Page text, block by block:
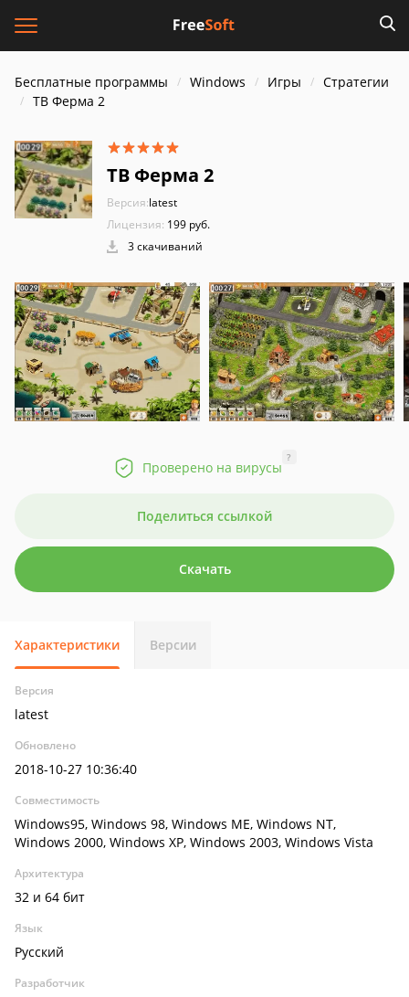
Бесплатные программы Windows Игры
Стратегии
ТВ Ферма 2
ТВ Ферма 2
Версия:latest
Лицензия: 199 руб.
3 скачиваний
Проверено на вирусы
?
Поделиться ссылкой
Скачать
Характеристики Версии
Версия
latest
Обновлено
2018-10-27 10:36:40
Совместимость
Windows95, Windows 98, Windows ME, Windows NT,
Windows 2000, Windows XP, Windows 2003, Windows Vista
Архитектура
32 и 64 бит
Язык
Русский
Разработчик